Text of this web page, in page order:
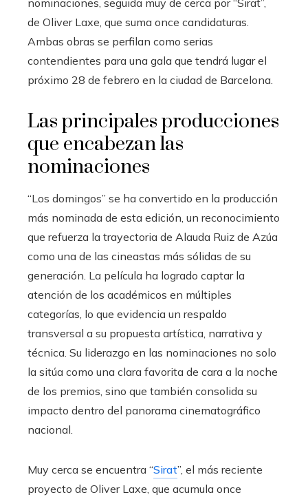
nominaciones, seguida muy de cerca por “Sirat”,
de Oliver Laxe, que suma once candidaturas.
Ambas obras se perfilan como serias
contendientes para una gala que tendrá lugar el
próximo 28 de febrero en la ciudad de Barcelona.
Las principales producciones
que encabezan las
nominaciones
“Los domingos” se ha convertido en la producción
más nominada de esta edición, un reconocimiento
que refuerza la trayectoria de Alauda Ruiz de Azúa
como una de las cineastas más sólidas de su
generación. La película ha logrado captar la
atención de los académicos en múltiples
categorías, lo que evidencia un respaldo
transversal a su propuesta artística, narrativa y
técnica. Su liderazgo en las nominaciones no solo
la sitúa como una clara favorita de cara a la noche
de los premios, sino que también consolida su
impacto dentro del panorama cinematográfico
nacional.
Muy cerca se encuentra “Sirat”, el más reciente
proyecto de Oliver Laxe, que acumula once